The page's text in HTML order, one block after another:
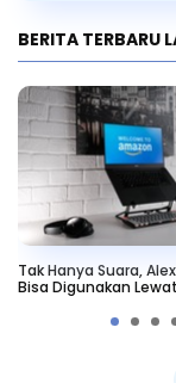
BERITA TERBARU
Tak Hanya Suara,
Bisa Digunakan Lewat